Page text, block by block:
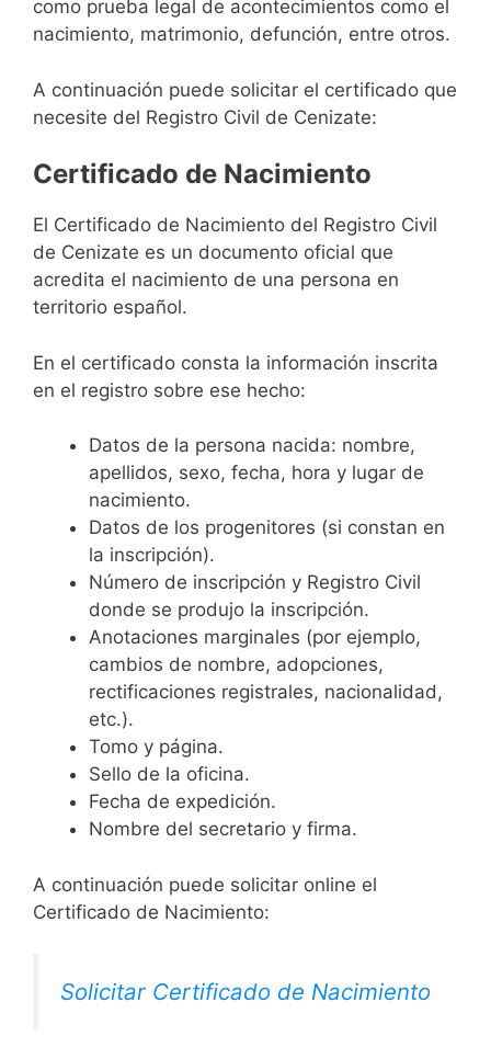
como prueba legal de acontecimientos como el
nacimiento, matrimonio, defunción, entre otros.
A continuación puede solicitar el certificado que
necesite del Registro Civil de Cenizate:
Certificado de Nacimiento
El Certificado de Nacimiento del Registro Civil
de Cenizate es un documento oficial que
acredita el nacimiento de una persona en
territorio español.
En el certificado consta la información inscrita
en el registro sobre ese hecho:
Datos de la persona nacida: nombre,
apellidos, sexo, fecha, hora y lugar de
nacimiento.
Datos de los progenitores (si constan en
la inscripción).
Número de inscripción y Registro Civil
donde se produjo la inscripción.
Anotaciones marginales (por ejemplo,
cambios de nombre, adopciones,
rectificaciones registrales, nacionalidad,
etc.).
Tomo y página.
Sello de la oficina.
Fecha de expedición.
Nombre del secretario y firma.
A continuación puede solicitar online el
Certificado de Nacimiento:
Solicitar Certificado de Nacimiento